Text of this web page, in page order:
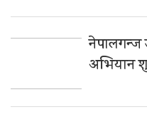
नेपालगन्ज
अभियान